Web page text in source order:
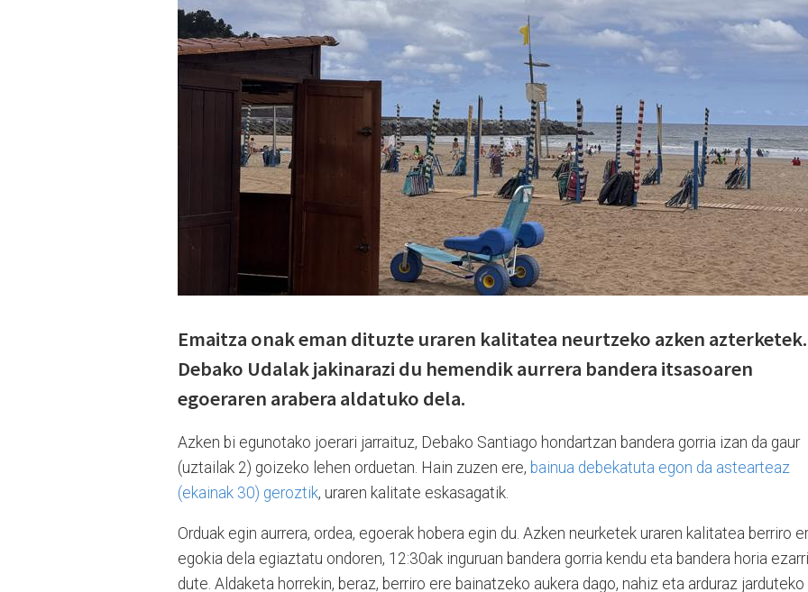
Emaitza onak eman dituzte uraren kalitatea neurtzeko azken azterketek.
Debako Udalak jakinarazi du hemendik aurrera bandera itsasoaren
egoeraren arabera aldatuko dela.
Azken bi egunotako joerari jarraituz, Debako Santiago hondartzan bandera gorria izan da gaur
(uztailak 2) goizeko lehen orduetan. Hain zuzen ere, bainua debekatuta egon da astearteaz
(ekainak 30) geroztik, uraren kalitate eskasagatik.
Orduak egin aurrera, ordea, egoerak hobera egin du. Azken neurketek uraren kalitatea berriro
egokia dela egiaztatu ondoren, 12:30ak inguruan bandera gorria kendu eta bandera horia ezarri
dute. Aldaketa horrekin, beraz, berriro ere bainatzeko aukera dago, nahiz eta arduraz jarduteko